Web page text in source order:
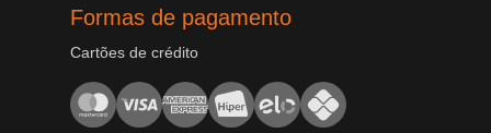
Formas de pagamento
Cartões de crédito